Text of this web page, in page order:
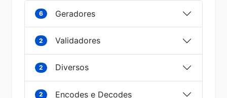
6 Geradores
2 Validadores
2 Diversos
2 Encodes e Decodes